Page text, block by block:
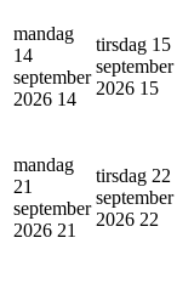
mandag
14
september
2026 14
tirsdag 15
september
2026 15
mandag
21
september
2026 21
tirsdag 22
september
2026 22